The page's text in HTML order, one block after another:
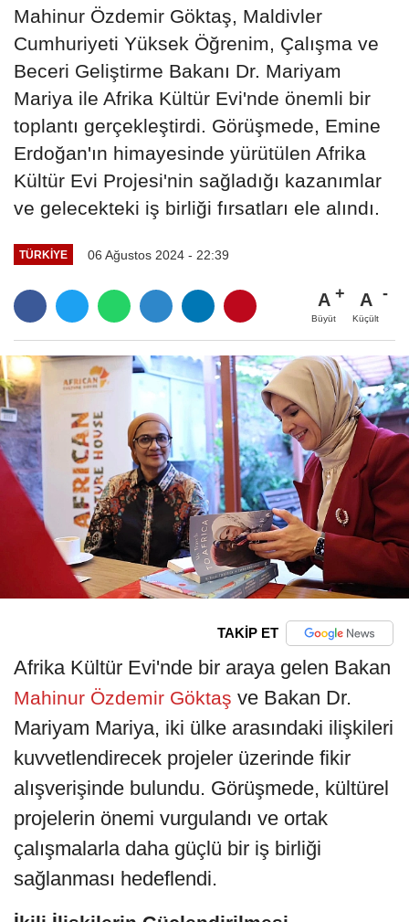
Mahinur Özdemir Göktaş, Maldivler
Cumhuriyeti Yüksek Öğrenim, Çalışma ve
Beceri Geliştirme Bakanı Dr. Mariyam
Mariya ile Afrika Kültür Evi'nde önemli bir
toplantı gerçekleştirdi. Görüşmede, Emine
Erdoğan'ın himayesinde yürütülen Afrika
Kültür Evi Projesi'nin sağladığı kazanımlar
ve gelecekteki iş birliği fırsatları ele alındı.
TÜRKIYE 06 Ağustos 2024 - 22:39
A
Büyüt
A
Küçült
TAKİP ET
Afrika Kültür Evi'nde bir araya gelen Bakan
Mahinur Özdemir Göktaş ve Bakan Dr.
Mariyam Mariya, iki ülke arasındaki ilişkileri
kuvvetlendirecek projeler üzerinde fikir
alışverişinde bulundu. Görüşmede, kültürel
projelerin önemi vurgulandı ve ortak
çalışmalarla daha güçlü bir iş birliği
sağlanması hedeflendi.